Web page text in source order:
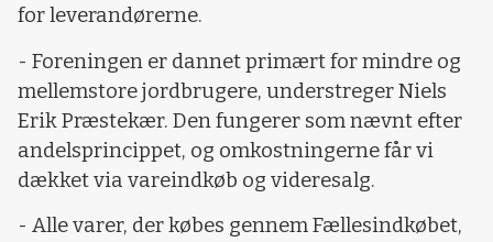
for leverandørerne.
- Foreningen er dannet primært for mindre og
mellemstore jordbrugere, understreger Niels
Erik Præstekær. Den fungerer som nævnt efter
andelsprincippet, og omkostningerne får vi
dækket via vareindkøb og videresalg.
- Alle varer, der købes gennem Fællesindkøbet,